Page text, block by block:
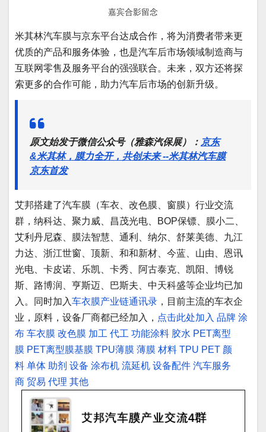
嘉宾合影留念
米其林汽车膜与京东平台达成合作，将为消费者带来更
优质的产品和服务体验，也是汽车后市场领域制造商与
互联网零售及服务平台的强强联合。未来，双方还将探
索更多的合作可能，助力汽车后市场的创新升级。
原文始发于微信公众号（雅森汽保展）： 京东
&米其林，膜力全开，共创未来 --米其林汽车膜
京东首发
艾邦搭建了汽车膜（车衣、改色膜、窗膜）行业交流
群，纳科达、聚力威、昌茂光电、BOP保镖、膜小二、
艾利丹尼森、膜法智慧、通利、纳尔、舒莱美德、九江
力达、浙江世窗、顶新、和和新材、今蓝、山由、恩讯
光电、卡皮诺、乐凯、卡秀、阿古泰克、凯阳、博锐
斯、路博润、亨斯迈、巴斯夫、中天科盛等企业均已加
入。同时加入车衣膜产业链通讯录 ，目前主流的车衣企
业，原料，设备厂商都已经加入， 点击此处加入 品牌 涂
布 车衣膜 改色膜 加工 代工 功能涂料 胶水 PET离型
膜 PET离型膜基膜 TPU薄膜 薄膜 材料 TPU PET 颜
料 单体 助剂 设备 涂布机 流延机 设备配件 汽车服务
商 贸易 代理 其他